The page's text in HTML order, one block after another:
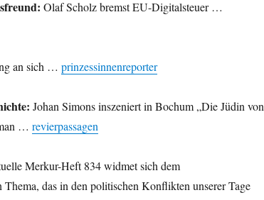
Olaf Scholz bremst EU-Digitalsteuer …
an sich … prinzessinnenreporter
Johan Simons inszeniert in Bochum „Die Jüdin von
… revierpassagen
Merkur-Heft 834 widmet sich dem
das in den politischen Konflikten unserer Tage